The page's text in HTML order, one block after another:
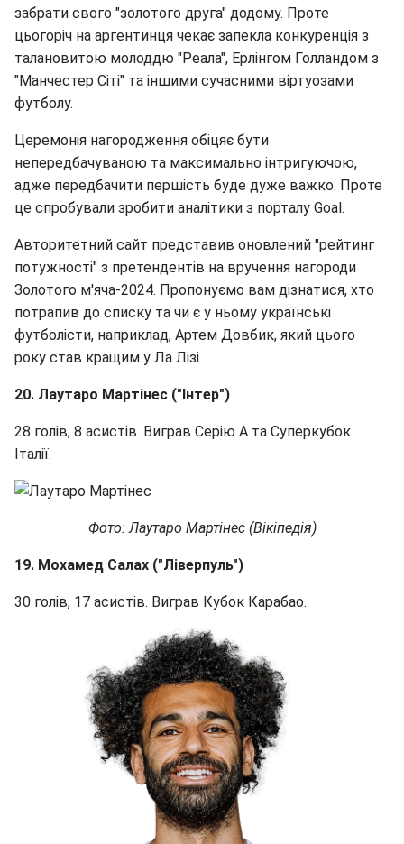
забрати свого "золотого друга" додому. Проте
цьогоріч на аргентинця чекає запекла конкуренція з
талановитою молоддю "Реала", Ерлінгом Голландом з
"Манчестер Сіті" та іншими сучасними віртуозами
футболу.
Церемонія нагородження обіцяє бути
непередбачуваною та максимально інтригуючою,
адже передбачити першість буде дуже важко. Проте
це спробували зробити аналітики з порталу Goal.
Авторитетний сайт представив оновлений "рейтинг
потужності" з претендентів на вручення нагороди
Золотого м'яча-2024. Пропонуємо вам дізнатися, хто
потрапив до списку та чи є у ньому українські
футболісти, наприклад, Артем Довбик, який цього
року став кращим у Ла Лізі.
20. Лаутаро Мартінес ("Інтер")
28 голів, 8 асистів. Виграв Серію А та Суперкубок
Італії.
Фото: Лаутаро Мартінес (Вікіпедія)
19. Мохамед Салах ("Ліверпуль")
30 голів, 17 асистів. Виграв Кубок Карабао.